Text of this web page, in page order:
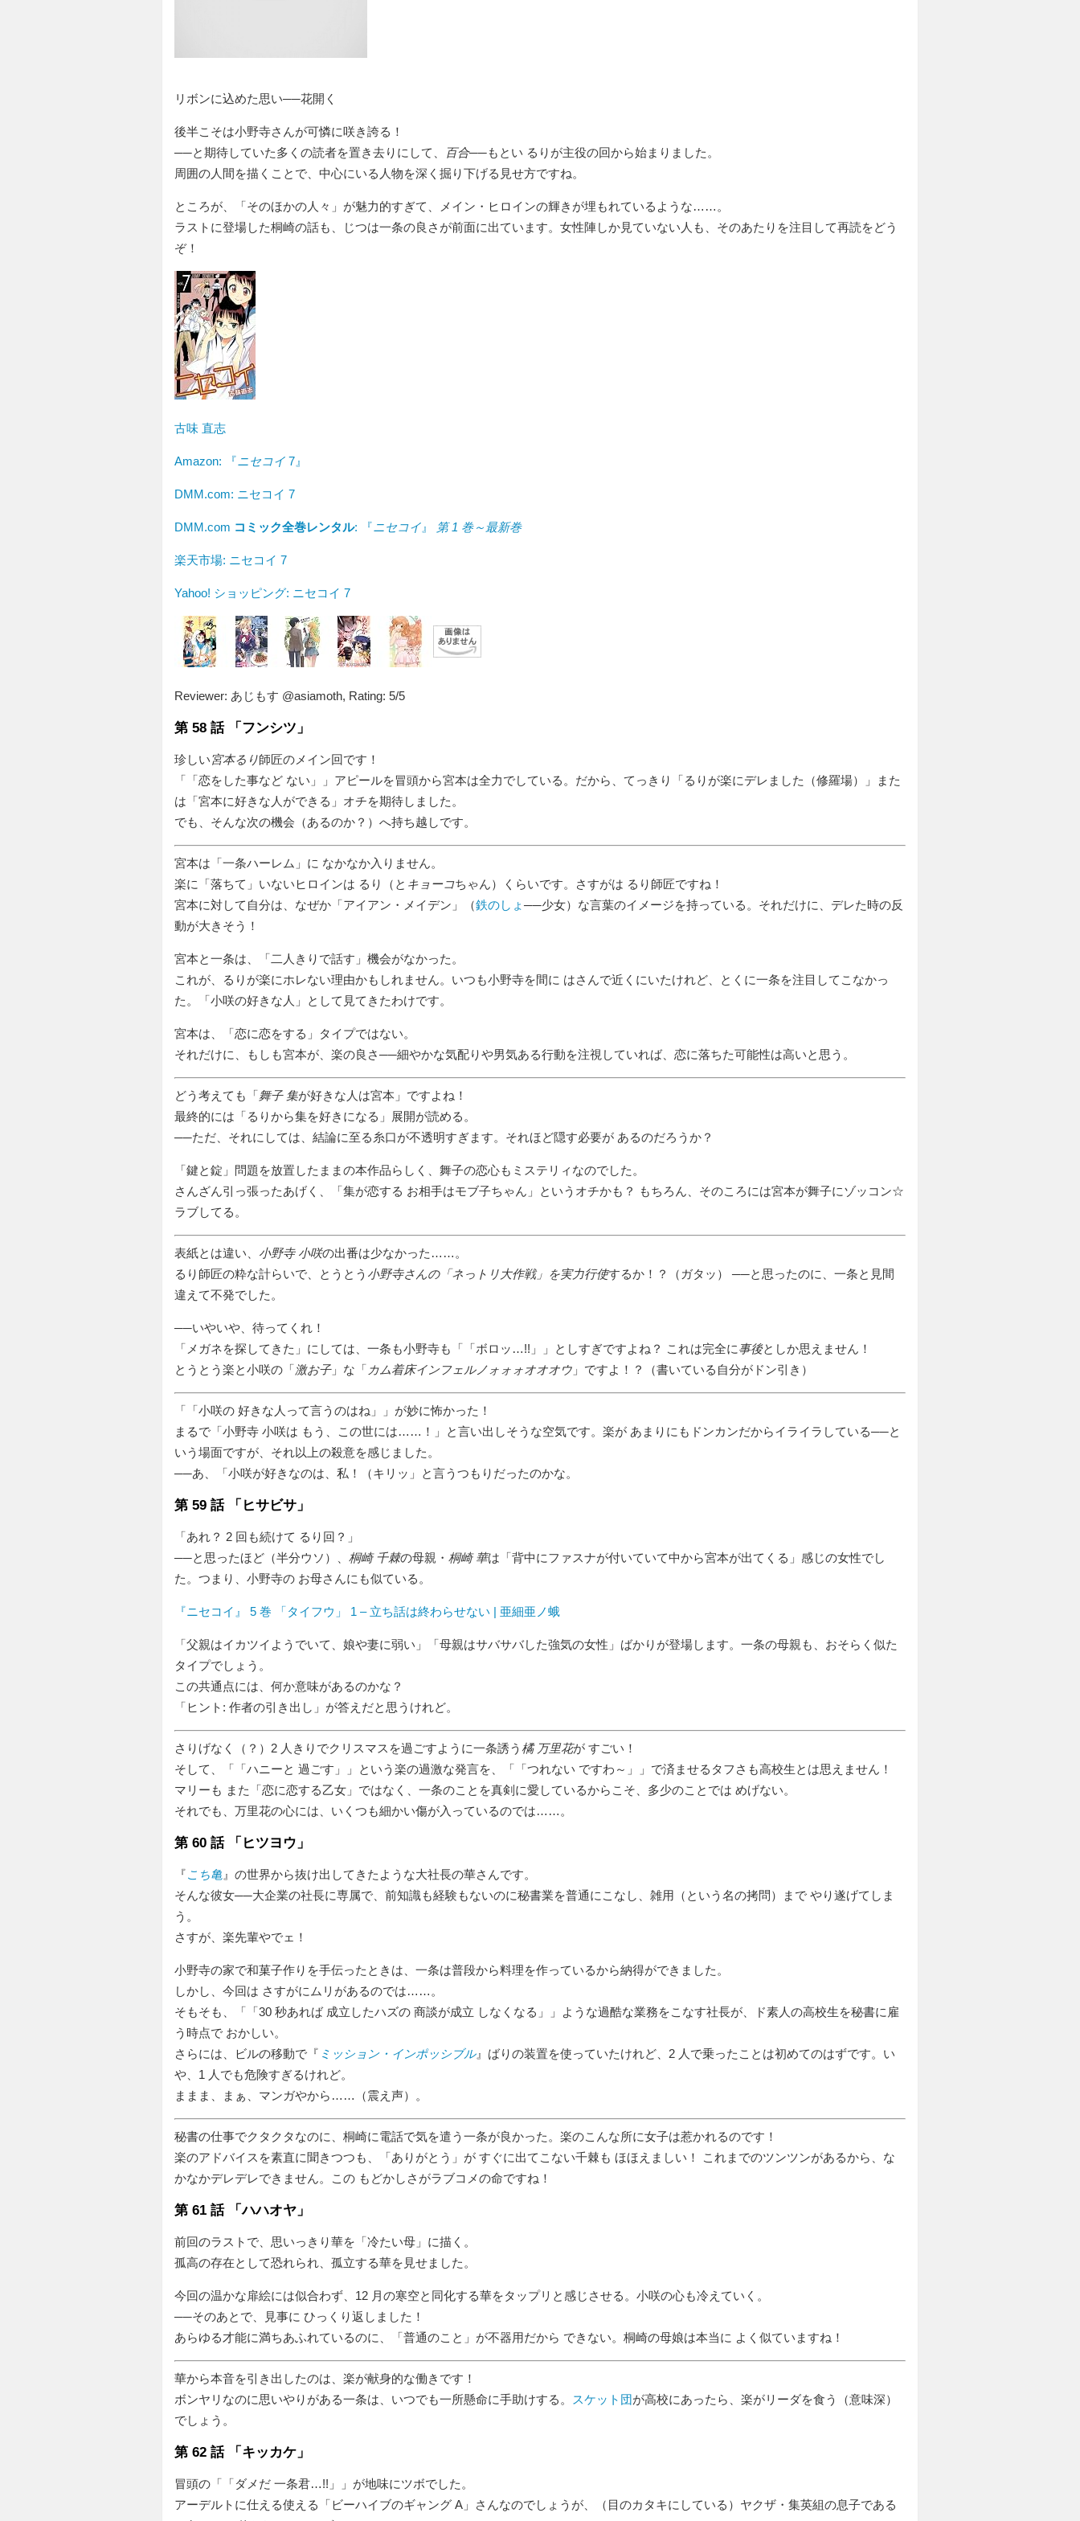
リボンに込めた思い──花開く
後半こそは小野寺さんが可憐に咲き誇る！
──と期待していた多くの読者を置き去りにして、
百合──もとい るりが主役の回から始まりました。
周囲の人間を描くことで、中心にいる人物を深く掘り下げる見せ方ですね。
ところが、「そのほかの人々」が魅力的すぎて、メイン・ヒロインの輝きが埋もれているような……。
ラストに登場した桐崎の話も、じつは一条の良さが前面に出ています。女性陣しか見ていない人も、そのあたりを注目して再読をどう
ぞ！
古味 直志
Amazon: 『ニセコイ7』
DMM.com: ニセコイ 7
DMM.com コミック全巻レンタル: 『ニセコイ』 第 1 巻～最新巻
楽天市場: ニセコイ 7
Yahoo! ショッピング: ニセコイ 7
Reviewer: あじもす @asiamoth, Rating: 5/5
第 58 話 「フンシツ」
珍しい宮本るり師匠のメイン回です！
「
恋をした事など ない
」アピールを冒頭から宮本は全力でしている。だから、てっきり「るりが楽にデレました（修羅場）」また
は「宮本に好きな人ができる」オチを期待しました。
でも、そんな次の機会（あるのか？）へ持ち越しです。
宮本は「一条ハーレム」に なかなか入りません。
楽に「落ちて」いないヒロインは るり（と キョーコちゃん）くらいです。さすがは るり師匠ですね！
宮本に対して自分は、なぜか「アイアン・メイデン」（鉄のしょ ──少女）な言葉のイメージを持っている。それだけに、デレた時の反
動が大きそう！
宮本と一条は、 二人きりで話す
機会がなかった。
これが、るりが楽にホレない理由かもしれません。いつも小野寺を間に はさんで近くにいたけれど、とくに一条を注目してこなかっ
た。「小咲の好きな人」として見てきたわけです。
宮本は、「恋に恋をする」タイプではない。
それだけに、もしも宮本が、楽の良さ──細やかな気配りや男気ある行動を注視していれば、恋に落ちた可能性は高いと思う。
どう考えても「舞子 集が好きな人は宮本」ですよね！
最終的には「るりから集を好きになる」展開が読める。
──ただ、それにしては、結論に至る糸口が不透明すぎます。それほど隠す必要が あるのだろうか？
「鍵と錠」問題を放置したままの本作品らしく、舞子の恋心もミステリィなのでした。
さんざん引っ張ったあげく、「集が恋する お相手はモブ子ちゃん」というオチかも？ もちろん、そのころには宮本が舞子にゾッコン☆
ラブしてる。
表紙とは違い、 小野寺 小咲の出番は少なかった……。
るり師匠の粋な計らいで、とうとう 小野寺さんの「ネっトリ大作戦」を実力行使するか！？（ガタッ） ──と思ったのに、一条と見間
違えて不発でした。
──いやいや、待ってくれ！
「メガネを探してきた」にしては、一条も小野寺も「
ボロッ…!! 」としすぎですよね？ これは完全に事後としか思えません！
とうとう楽と小咲の「激お子」な「 カム着床インフェルノォォォオオオウ」ですよ！？（書いている自分がドン引き）
「 小咲の 好きな人って言うのはね
」が妙に怖かった！
まるで「小野寺 小咲は もう、この世には……！」と言い出しそうな空気です。楽が あまりにもドンカンだからイライラしている──と
いう場面ですが、それ以上の殺意を感じました。
──あ、「小咲が好きなのは、私！（キリッ」と言うつもりだったのかな。
第 59 話 「ヒサビサ」
「あれ？ 2 回も続けて るり回？」
──と思ったほど（半分ウソ）、 桐崎 千棘の母親・ 桐崎 華は 背中にファスナが付いていて中から宮本が出てくる
感じの女性でし
た。つまり、小野寺の お母さんにも似ている。
『ニセコイ』 5 巻 「タイフウ」 1 – 立ち話は終わらせない | 亜細亜ノ蛾
「父親はイカツイようでいて、娘や妻に弱い」「母親はサバサバした強気の女性」ばかりが登場します。一条の母親も、おそらく似た
タイプでしょう。
この共通点には、何か意味があるのかな？
「ヒント: 作者の引き出し」が答えだと思うけれど。
さりげなく（？）2 人きりでクリスマスを過ごすように一条誘う 橘 万里花が すごい！
そして、「
ハニーと 過ごす 」という楽の過激な発言を、「 つれない ですわ～
」で済ませるタフさも高校生とは思えません！
マリーも また「恋に恋する乙女」ではなく、一条のことを真剣に愛しているからこそ、多少のことでは めげない。
それでも、万里花の心には、いくつも細かい傷が入っているのでは……。
第 60 話 「ヒツヨウ」
『こち亀 』の世界から抜け出してきたような大社長の華さんです。
そんな彼女──大企業の社長に専属で、前知識も経験もないのに秘書業を普通にこなし、雑用（という名の拷問）まで やり遂げてしま
う。
さすが、楽先輩やでェ！
小野寺の家で和菓子作りを手伝ったときは、一条は普段から料理を作っているから納得ができました。
しかし、今回は さすがにムリがあるのでは……。
そもそも、「
30 秒あれば 成立したハズの 商談が成立 しなくなる
」ような過酷な業務をこなす社長が、ド素人の高校生を秘書に雇
う時点で おかしい。
さらには、ビルの移動で『 ミッション・インポッシブル』ばりの装置を使っていたけれど、2 人で乗ったことは初めてのはずです。い
や、1 人でも危険すぎるけれど。
ままま、まぁ、マンガやから……（震え声）。
秘書の仕事でクタクタなのに、桐崎に電話で気を遣う一条が良かった。楽のこんな所に女子は惹かれるのです！
楽のアドバイスを素直に聞きつつも、「ありがとう」が すぐに出てこない千棘も ほほえましい！ これまでのツンツンがあるから、な
かなかデレデレできません。この もどかしさがラブコメの命ですね！
第 61 話 「ハハオヤ」
前回のラストで、思いっきり華を「冷たい母」に描く。
孤高の存在として恐れられ、孤立する華を見せました。
今回の温かな扉絵には似合わず、12 月の寒空と同化する華をタップリと感じさせる。小咲の心も冷えていく。
──そのあとで、見事に ひっくり返しました！
あらゆる才能に満ちあふれているのに、「普通のこと」が不器用だから できない。桐崎の母娘は本当に よく似ていますね！
華から本音を引き出したのは、楽が献身的な働きです！
ボンヤリなのに思いやりがある一条は、いつでも一所懸命に手助けする。
スケット団が高校にあったら、楽がリーダを食う（意味深）
でしょう。
第 62 話 「キッカケ」
冒頭の「 ダメだ 一条君…!!
」が地味にツボでした。
アーデルトに仕える使える「ビーハイブのギャング A」さんなのでしょうが、（目のカタキにしている）ヤクザ・集英組の息子である